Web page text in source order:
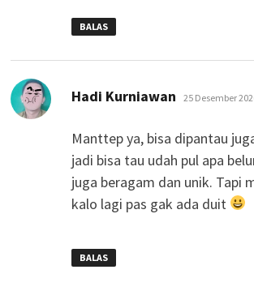
BALAS
Hadi Kurniawan berkata:
25 Desember
Manttep ya, bisa dipantau
jadi bisa tau udah pul apa
juga beragam dan unik. Tapi
kalo lagi pas gak ada duit
BALAS